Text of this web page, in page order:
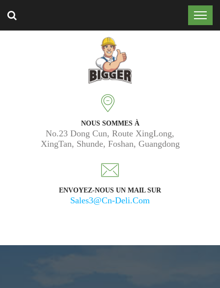
Approuvé par 50 000 clients dans le monde entier.
NOUS SOMMES À
No.23 Dong Cun, Route XingLong,
XingTan, Shunde, Foshan, Guangdong
ENVOYEZ-NOUS UN MAIL SUR
Sales3@cn-Deli.com